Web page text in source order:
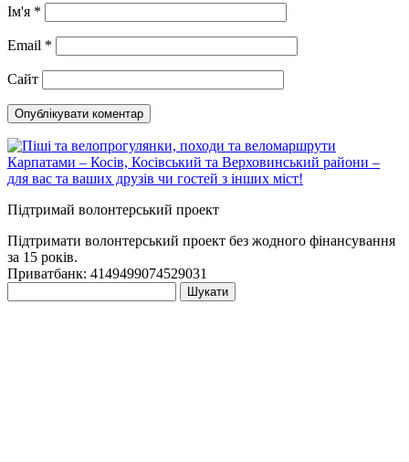
Ім'я *
Email *
Сайт
Підтримай волонтерський проект
Підтримати волонтерський проект без жодного фінансування
за 15 років.
Приватбанк: 4149499074529031